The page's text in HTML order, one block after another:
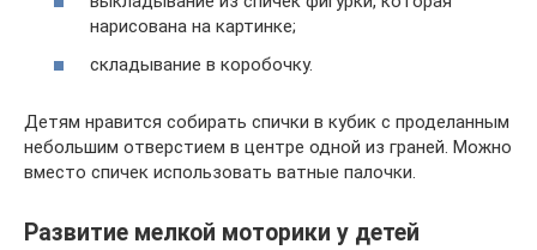
нарисована на картинке;
складывание в коробочку.
Детям нравится собирать спички в кубик с проделанным
небольшим отверстием в центре одной из граней. Можно
вместо спичек использовать ватные палочки.
Развитие мелкой моторики у детей